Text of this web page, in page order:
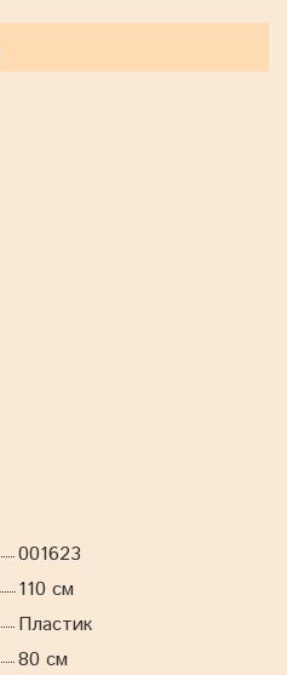
001623
110 см
Пластик
80 см